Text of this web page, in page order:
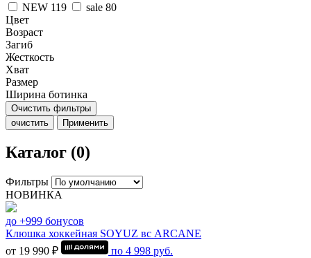
NEW 119 sale 80
Цвет
Возраст
Загиб
Жесткость
Хват
Размер
Ширина ботинка
Очистить фильтры
очистить
Применить
Каталог (0)
Фильтры
НОВИНКА
до +999 бонусов
Клюшка хоккейная SOYUZ вс ARCANE
от 19 990 ₽
по 4 998 руб.